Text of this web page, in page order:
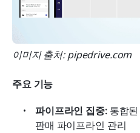
이미지 출처: pipedrive.com
주요 기능
파이프라인 집중: 통합된
판매 파이프라인 관리